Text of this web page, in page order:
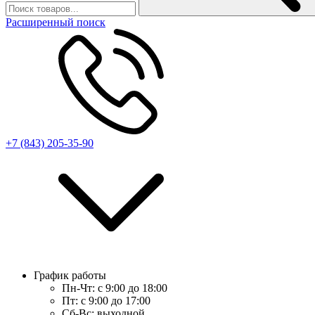
Расширенный поиск
+7 (843) 205-35-90
График работы
Пн-Чт: с 9:00 до 18:00
Пт: с 9:00 до 17:00